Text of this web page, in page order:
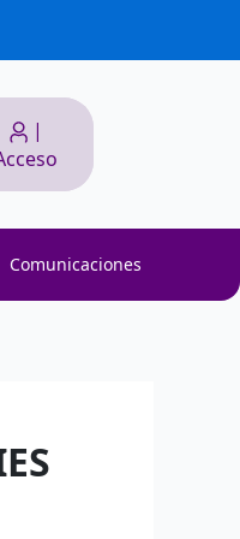
|
Comunicaciones